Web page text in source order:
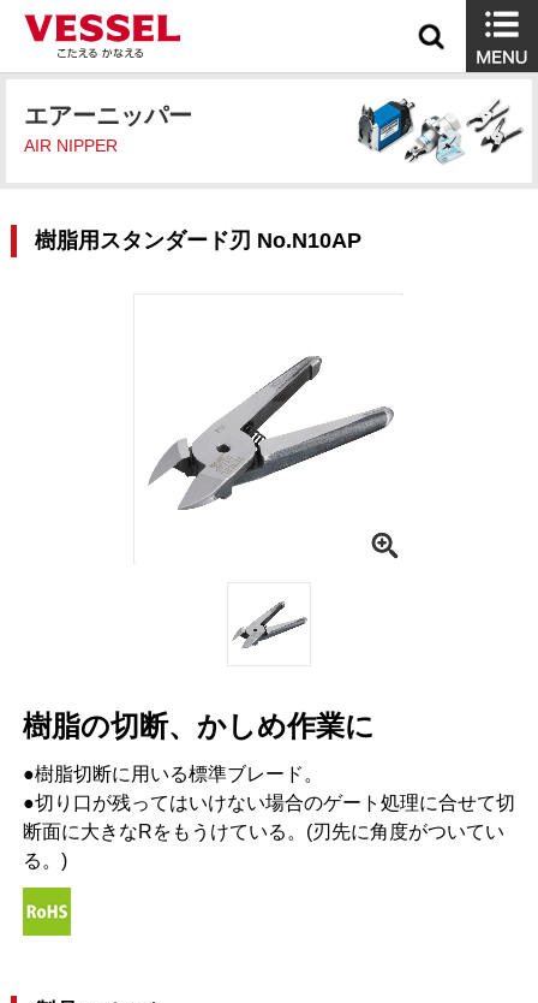
エアーニッパー
AIR NIPPER
樹脂用スタンダード刃 No.N10AP
樹脂の切断、かしめ作業に
●樹脂切断に用いる標準ブレード。
●切り口が残ってはいけない場合のゲート処理に合せて切
断面に大きなRをもうけている。(刃先に角度がついてい
る。)